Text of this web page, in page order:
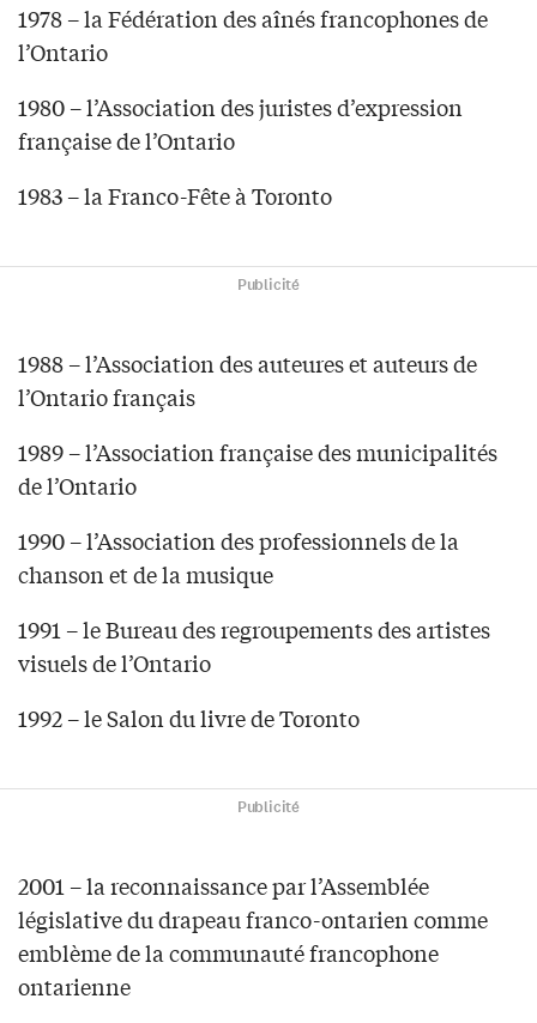
1978 – la Fédération des aînés francophones de
l’Ontario
1980 – l’Association des juristes d’expression
française de l’Ontario
1983 – la Franco-Fête à Toronto
Publicité
1988 – l’Association des auteures et auteurs de
l’Ontario français
1989 – l’Association française des municipalités
de l’Ontario
1990 – l’Association des professionnels de la
chanson et de la musique
1991 – le Bureau des regroupements des artistes
visuels de l’Ontario
1992 – le Salon du livre de Toronto
Publicité
2001 – la reconnaissance par l’Assemblée
législative du drapeau franco-ontarien comme
emblème de la communauté francophone
ontarienne